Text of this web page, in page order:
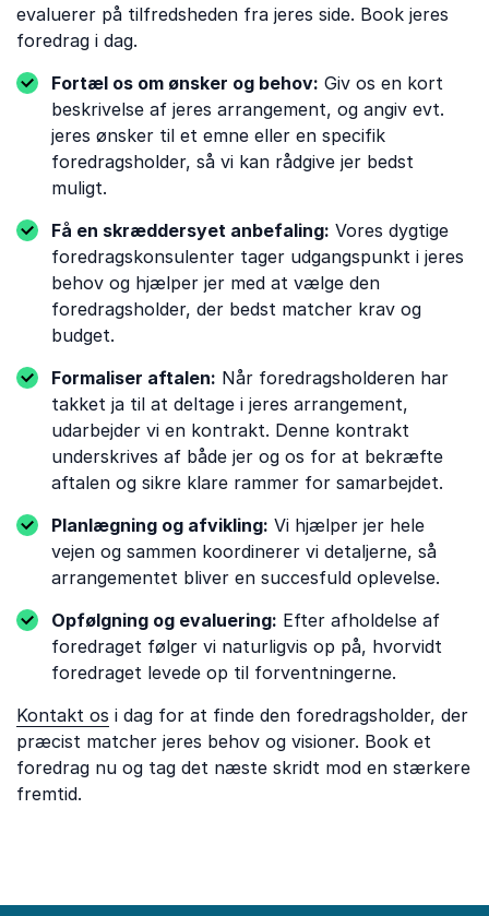
evaluerer på tilfredsheden fra jeres side. Book jeres
foredrag i dag.
Fortæl os om ønsker og behov: Giv os en kort
beskrivelse af jeres arrangement, og angiv evt.
jeres ønsker til et emne eller en specifik
foredragsholder, så vi kan rådgive jer bedst
muligt.
Få en skræddersyet anbefaling: Vores dygtige
foredragskonsulenter tager udgangspunkt i jeres
behov og hjælper jer med at vælge den
foredragsholder, der bedst matcher krav og
budget.
Formaliser aftalen: Når foredragsholderen har
takket ja til at deltage i jeres arrangement,
udarbejder vi en kontrakt. Denne kontrakt
underskrives af både jer og os for at bekræfte
aftalen og sikre klare rammer for samarbejdet.
Planlægning og afvikling: Vi hjælper jer hele
vejen og sammen koordinerer vi detaljerne, så
arrangementet bliver en succesfuld oplevelse.
Opfølgning og evaluering: Efter afholdelse af
foredraget følger vi naturligvis op på, hvorvidt
foredraget levede op til forventningerne.
Kontakt os i dag for at finde den foredragsholder, der
præcist matcher jeres behov og visioner. Book et
foredrag nu og tag det næste skridt mod en stærkere
fremtid.